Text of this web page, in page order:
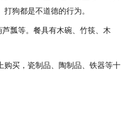
狗都是不道德的行为。
瓢等。餐具有木碗、竹筷、木
买，瓷制品、陶制品、铁器等十